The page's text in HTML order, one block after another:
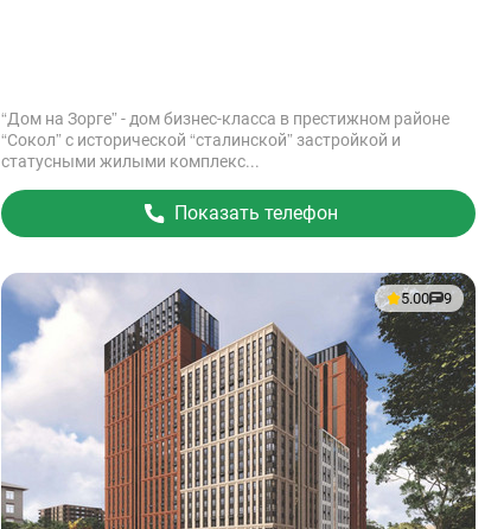
“Дом на Зорге” - дом бизнес-класса в престижном районе
“Сокол” с исторической “сталинской” застройкой и
статусными жилыми комплекс...
Показать телефон
5.00 9